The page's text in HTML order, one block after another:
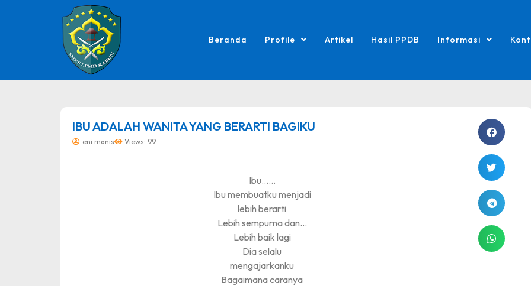
Beranda Profile Artikel Hasil PPDB Informasi
IBU ADALAH WANITA YANG BERARTI BAGIKU
eni manis Views: 99
Ibu……
Ibu membuatku menjadi
lebih berarti
Lebih sempurna dan…
Lebih baik lagi
Dia selalu
mengajarkanku
Bagaimana caranya